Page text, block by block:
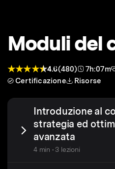
Moduli del
4.6(480) 7h:07m
Certificazione
Risorse
Introduzione al
strategia ed
avanzata
4 min • 3 lezioni